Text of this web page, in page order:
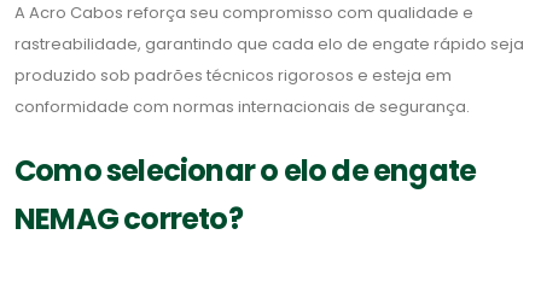
A Acro Cabos reforça seu compromisso com qualidade e
rastreabilidade, garantindo que cada elo de engate rápido seja
produzido sob padrões técnicos rigorosos e esteja em
conformidade com normas internacionais de segurança.
Como selecionar o elo de engate
NEMAG correto?